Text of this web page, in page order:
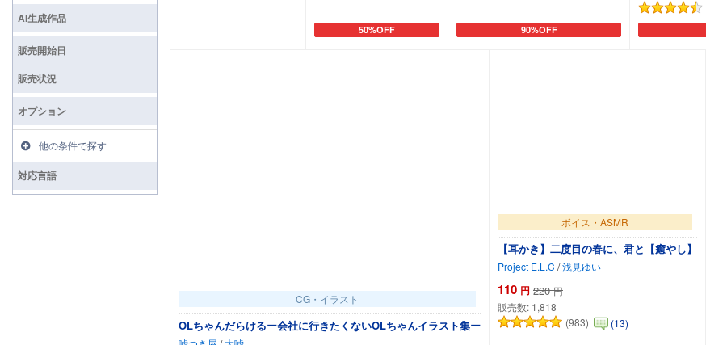
50%OFF
カートに追加 90%OFF
カートに追加
CG・イラスト
OLちゃんだらけるー会社に行きたくないOLちゃんイラスト集ー
ボイス・ASMR
【耳かき】二度目の春に、君と【癒やし】
Project E.L.C /浅見ゆい
110 円 220 円
販売数: 1,818
(983)
(13)
AI生成作品
販売開始日
販売状況
オプション
他の条件で探す
対応言語